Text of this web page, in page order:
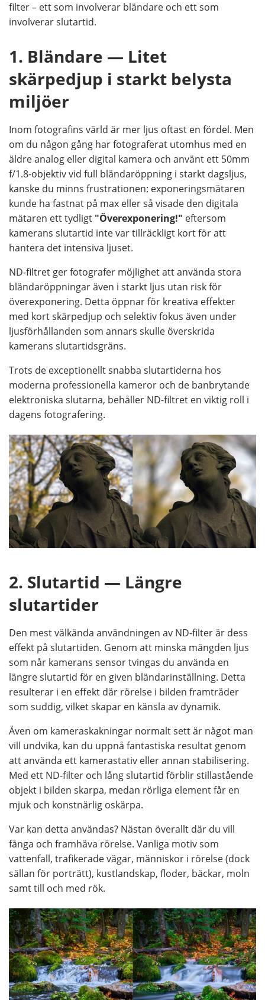
filter – ett som involverar bländare och ett som
involverar slutartid.
1. Bländare — Litet
skärpedjup i starkt belysta
miljöer
Inom fotografins värld är mer ljus oftast en fördel. Men
om du någon gång har fotograferat utomhus med en
äldre analog eller digital kamera och använt ett 50mm
f/1.8-objektiv vid full bländaröppning i starkt dagsljus,
kanske du minns frustrationen: exponeringsmätaren
kunde ha fastnat på max eller så visade den digitala
mätaren ett tydligt "Överexponering!" eftersom
kamerans slutartid inte var tillräckligt kort för att
hantera det intensiva ljuset.
ND-filtret ger fotografer möjlighet att använda stora
bländaröppningar även i starkt ljus utan risk för
överexponering. Detta öppnar för kreativa effekter
med kort skärpedjup och selektiv fokus även under
ljusförhållanden som annars skulle överskrida
kamerans slutartidsgräns.
Trots de exceptionellt snabba slutartiderna hos
moderna professionella kameror och de banbrytande
elektroniska slutarna, behåller ND-filtret en viktig roll i
dagens fotografering.
2. Slutartid — Längre
slutartider
Den mest välkända användningen av ND-filter är dess
effekt på slutartiden. Genom att minska mängden ljus
som når kamerans sensor tvingas du använda en
längre slutartid för en given bländarinställning. Detta
resulterar i en effekt där rörelse i bilden framträder
som suddig, vilket skapar en känsla av dynamik.
Även om kameraskakningar normalt sett är något man
vill undvika, kan du uppnå fantastiska resultat genom
att använda ett kamerastativ eller annan stabilisering.
Med ett ND-filter och lång slutartid förblir stillastående
objekt i bilden skarpa, medan rörliga element får en
mjuk och konstnärlig oskärpa.
Var kan detta användas? Nästan överallt där du vill
fånga och framhäva rörelse. Vanliga motiv som
vattenfall, trafikerade vägar, människor i rörelse (dock
sällan för porträtt), kustlandskap, floder, bäckar, moln
samt till och med rök.